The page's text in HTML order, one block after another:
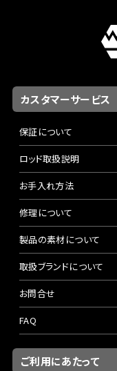
カスタマーサービス
保証について
ロッド取扱説明
お手入れ方法
修理について
製品の素材について
取扱ブランドについて
お問合せ
FAQ
ご利用にあたって